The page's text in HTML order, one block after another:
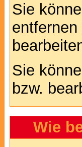
Sie
Sie
bzw.
Wie